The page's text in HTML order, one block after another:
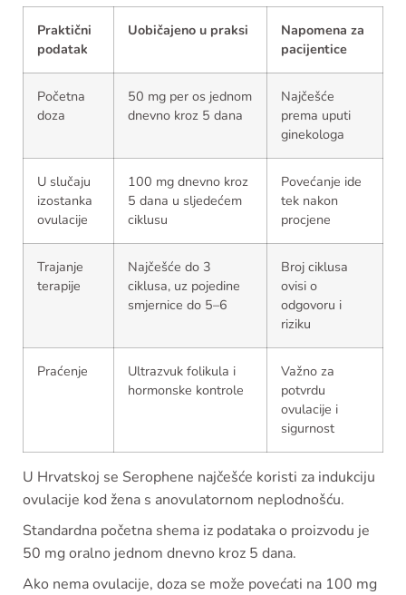
Praktični
podatak
Uobičajeno u praksi
Napomena za
pacijentice
Početna
doza
50 mg per os jednom
dnevno kroz 5 dana
Najčešće
prema uputi
ginekologa
U slučaju
izostanka
ovulacije
100 mg dnevno kroz
5 dana u sljedećem
ciklusu
Povećanje ide
tek nakon
procjene
Trajanje
terapije
Najčešće do 3
ciklusa, uz pojedine
smjernice do 5–6
Broj ciklusa
ovisi o
odgovoru i
riziku
Praćenje
Ultrazvuk folikula i
hormonske kontrole
Važno za
potvrdu
ovulacije i
sigurnost
U Hrvatskoj se Serophene najčešće koristi za indukciju
ovulacije kod žena s anovulatornom neplodnošću.
Standardna početna shema iz podataka o proizvodu je
50 mg oralno jednom dnevno kroz 5 dana.
Ako nema ovulacije, doza se može povećati na 100 mg